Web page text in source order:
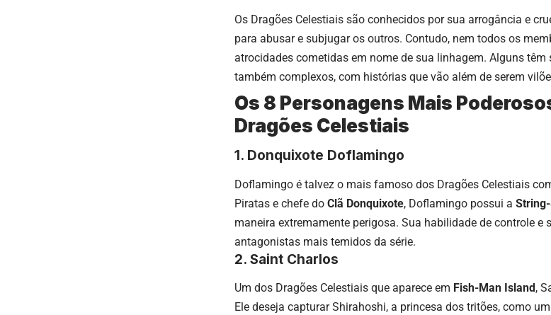
Os Dragões Celestiais são conhecidos por sua arrogância e
para abusar e subjugar os outros. Contudo, nem todos os
atrocidades cometidas em nome de sua linhagem. Alguns
também complexos, com histórias que vão além de serem
Os 8 Personagens Mais
Dragões Celestiais
1. Donquixote Doflamingo
Doflamingo é talvez o mais famoso dos Dragões Celestiais
Piratas e chefe do Clã Donquixote, Doflamingo possui a
maneira extremamente perigosa. Sua habilidade de controle
antagonistas mais temidos da série.
2. Saint Charlos
Um dos Dragões Celestiais que aparece em Fish-Man Island ,
Ele deseja capturar Shirahoshi, a princesa dos tritões, como